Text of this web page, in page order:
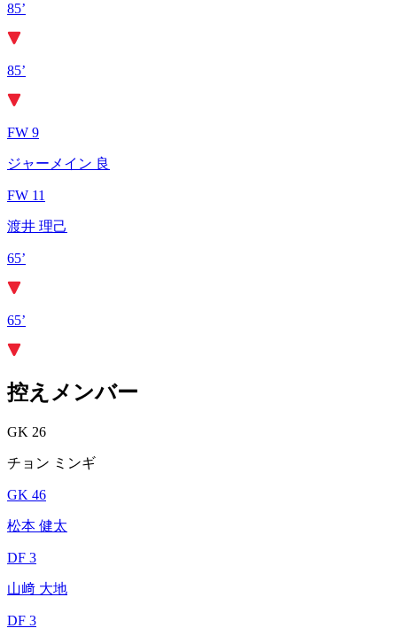
85’
85’
FW 9
ジャーメイン 良
FW 11
渡井 理己
65’
65’
控えメンバー
GK 26
チョン ミンギ
GK 46
松本 健太
DF 3
山﨑 大地
DF 3